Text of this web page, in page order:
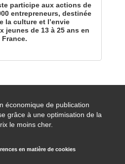
participe aux actions de
entrepreneurs, destinée
la culture et l’envie
jeunes de 13 à 25 ans en
France.
économique de publication
grâce à une optimisation de la
le moins cher.
en matière de cookies